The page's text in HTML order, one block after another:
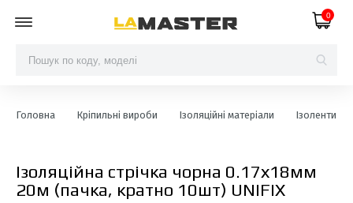
0
Головна Кріпильні вироби Ізоляційні матеріали Ізоленти
Ізоляційна стрiчка чорна 0.17х18мм
20м (пачка, кратно 10шт) UNIFIX